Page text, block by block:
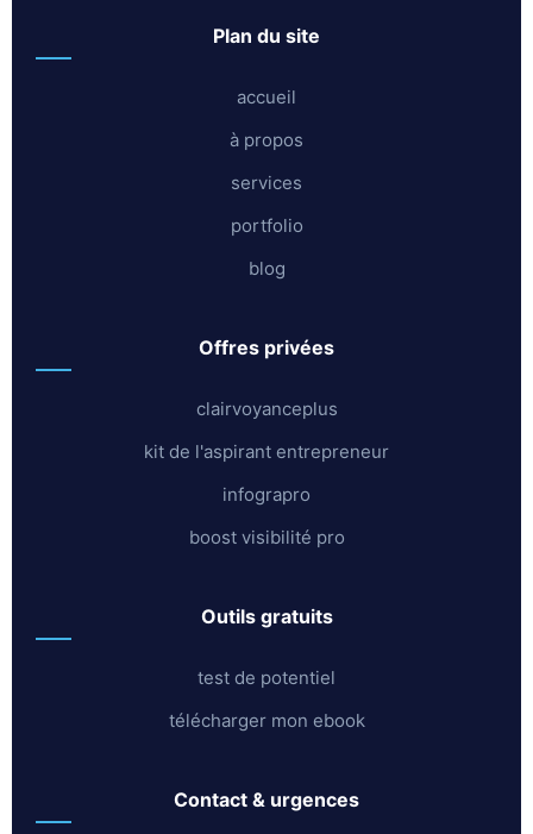
plan du site
accueil
à propos
services
portfolio
blog
offres privées
clairvoyanceplus
kit de l'aspirant entrepreneur
infograpro
boost visibilité pro
outils gratuits
test de potentiel
télécharger mon ebook
contact & urgences